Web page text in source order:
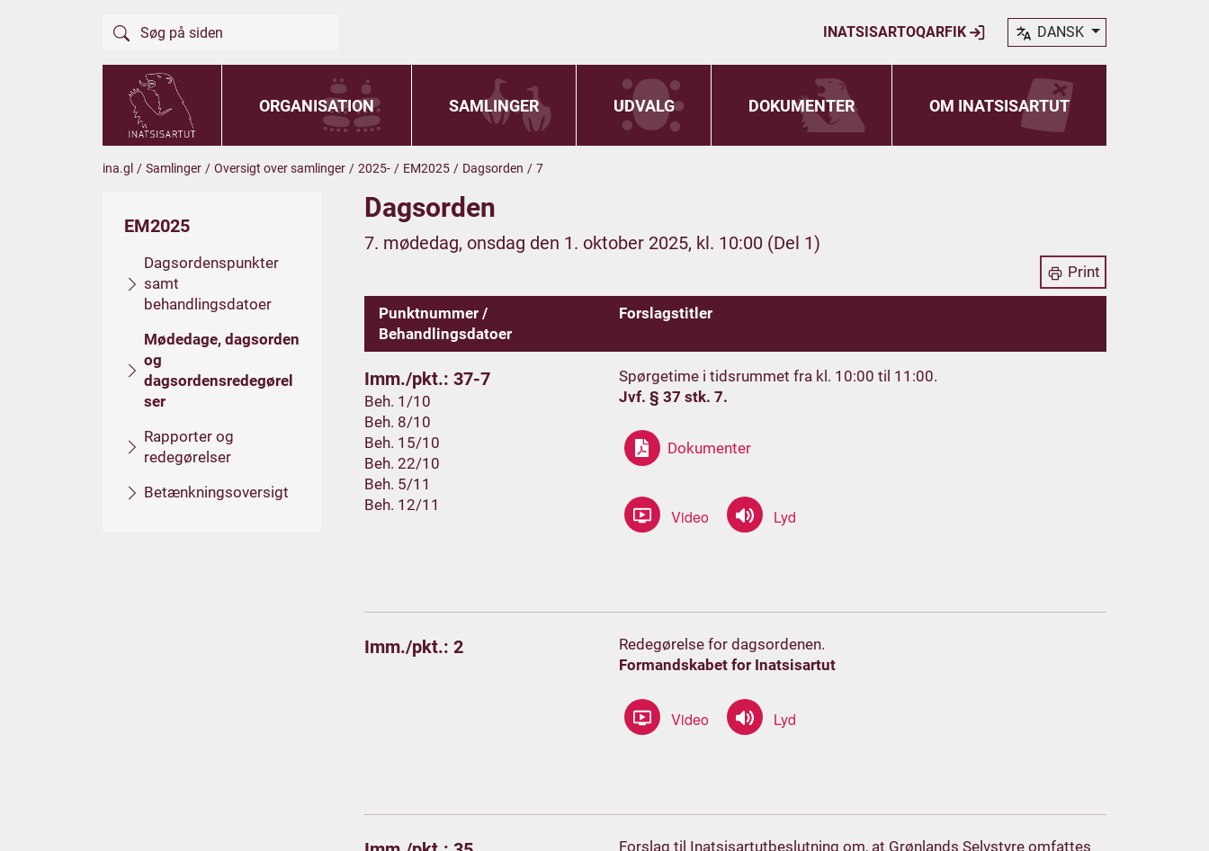
INATSISARTOQARFIK DANSK
ORGANISATION SAMLINGER UDVALG DOKUMENTER OM INATSISARTUT
ina.gl / Samlinger / Oversigt over samlinger / 2025- / EM2025 / Dagsorden / 7
EM2025
Dagsordenspunkter
samt
behandlingsdatoer
Mødedage, dagsorden
og
dagsordensredegørel
ser
Rapporter og
redegørelser
Betænkningsoversigt
Dagsorden
7. mødedag, onsdag den 1. oktober 2025, kl. 10:00 (Del 1)
Print
Punktnummer /
Behandlingsdatoer
Forslagstitler
Imm./pkt.: 37-7
Beh. 1/10
Beh. 8/10
Beh. 15/10
Beh. 22/10
Beh. 5/11
Beh. 12/11
Spørgetime i tidsrummet fra kl. 10:00 til 11:00.
Jvf. § 37 stk. 7.
Dokumenter
Imm./pkt.: 2
Redegørelse for dagsordenen.
Formandskabet for Inatsisartut
Forslag til Inatsisartutbeslutning om, at Grønlands Selvstyre omfattes